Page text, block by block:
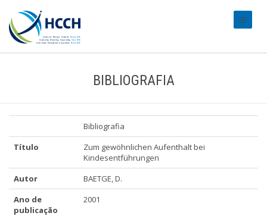
BIBLIOGRAFIA
Bibliografia
Título
Zum gewöhnlichen Aufenthalt bei
Kindesentführungen
Autor
BAETGE, D.
Ano de
publicação
2001